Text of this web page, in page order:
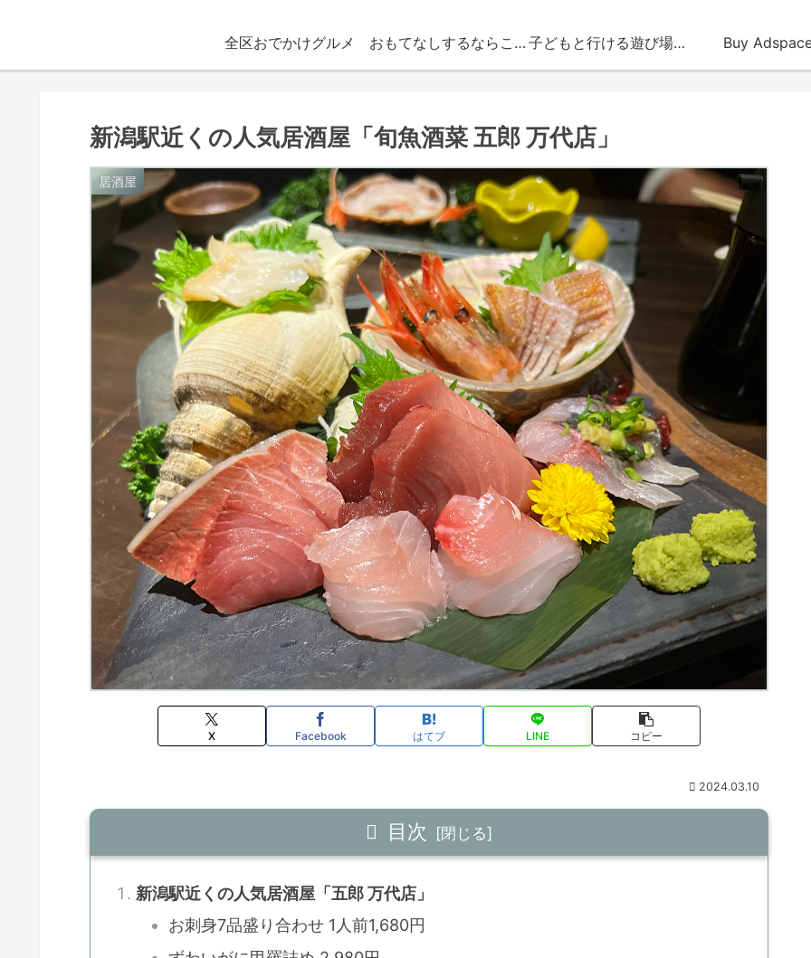
全区おでかけグルメ おもてなしするならこの店 子どもと行ける遊び場・お店 Buy
新潟駅近くの人気居酒屋「旬魚酒菜 五郎 万代店」
居酒屋
X Facebook はてブ LINE コピー
2024.03.10
目次
新潟駅近くの人気居酒屋「五郎 万代店」
お刺身7品盛り合わせ 1人前1,680円